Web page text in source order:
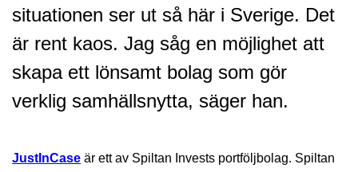
situationen ser ut så här i Sverige. Det
är rent kaos. Jag såg en möjlighet att
skapa ett lönsamt bolag som gör
verklig samhällsnytta, säger han.
JustInCase är ett av Spiltan Invests portföljbolag. Spiltan